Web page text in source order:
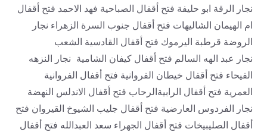
نجار الرقة ابو حليفة فتح أقفال الصباحية فهد الاحمد فتح أقفال
ام الهيمان الشاليهات فتح أقفال جنوب السرة الزهراء نجار
الروضة قرطبة اليرموك فتح أقفال القادسية الشعب
نجار عبد الهه السالم فتح أقفال كيفان الشامية نجار النزهه
الفيحاء فتح أقفال خيطان الفروانية فتح أقفال الفروانية
العمرية فتح أقفال الرابيةالرحاب فتح أقفال الاندلس النهضة
نجار الفردوس العارضية فتح أقفال جليب الشيوخ القيروان فتح
أقفال الصليبيخات فتح أقفال الجهراء سعد العبدالله فتح أقفال